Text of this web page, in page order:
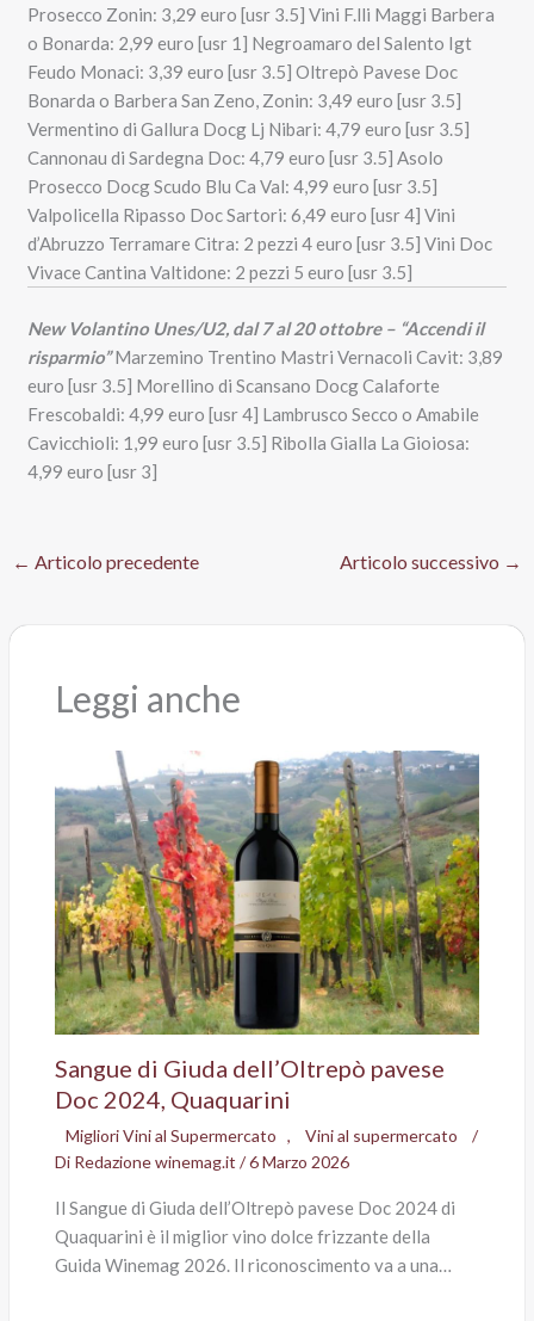
Prosecco Zonin: 3,29 euro [usr 3.5] Vini F.lli Maggi Barbera
o Bonarda: 2,99 euro [usr 1] Negroamaro del Salento Igt
Feudo Monaci: 3,39 euro [usr 3.5] Oltrepò Pavese Doc
Bonarda o Barbera San Zeno, Zonin: 3,49 euro [usr 3.5]
Vermentino di Gallura Docg Lj Nibari: 4,79 euro [usr 3.5]
Cannonau di Sardegna Doc: 4,79 euro [usr 3.5] Asolo
Prosecco Docg Scudo Blu Ca Val: 4,99 euro [usr 3.5]
Valpolicella Ripasso Doc Sartori: 6,49 euro [usr 4] Vini
d’Abruzzo Terramare Citra: 2 pezzi 4 euro [usr 3.5] Vini Doc
Vivace Cantina Valtidone: 2 pezzi 5 euro [usr 3.5]
New Volantino Unes/U2, dal 7 al 20 ottobre – “Accendi il
risparmio”Marzemino Trentino Mastri Vernacoli Cavit: 3,89
euro [usr 3.5] Morellino di Scansano Docg Calaforte
Frescobaldi: 4,99 euro [usr 4] Lambrusco Secco o Amabile
Cavicchioli: 1,99 euro [usr 3.5] Ribolla Gialla La Gioiosa:
4,99 euro [usr 3]
← Articolo precedente Articolo successivo →
Leggi anche
Sangue di Giuda dell’Oltrepò pavese
Doc 2024, Quaquarini
Migliori Vini al Supermercato , Vini al supermercato
/
Di Redazione winemag.it /6 Marzo 2026
Il Sangue di Giuda dell’Oltrepò pavese Doc 2024 di
Quaquarini è il miglior vino dolce frizzante della
Guida Winemag 2026. Il riconoscimento va a una…